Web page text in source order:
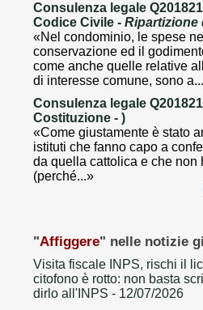
Consulenza legale
Codice Civile - Ripartizione
«Nel condominio, le spese
conservazione ed il
come anche quelle relative
di interesse comune, sono
Consulenza legale
Costituzione - )
«Come giustamente è stato
istituti che fanno capo a
da quella cattolica e che non
(perché...»
"Affiggere" nelle notizie
Visita fiscale INPS, rischi il
citofono è rotto: non basta
dirlo all'INPS - 12/07/2026